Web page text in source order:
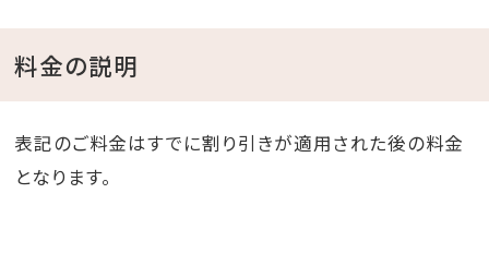
料金の説明
表記のご料金はすでに割り引きが適用された後の料金
となります。